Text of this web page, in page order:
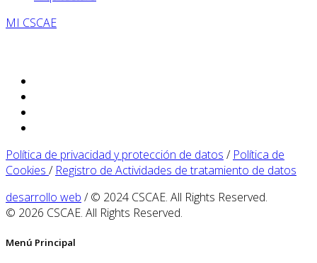
MI CSCAE
Política de privacidad y protección de datos / Política de
Cookies / Registro de Actividades de tratamiento de datos
desarrollo web / © 2024 CSCAE. All Rights Reserved.
© 2026 CSCAE. All Rights Reserved.
Menú Principal